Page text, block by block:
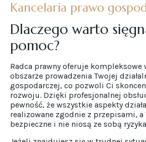
Kancelaria prawo
Dlaczego warto
pomoc?
Radca prawny oferuje kompleksowe
obszarze prowadzenia Twojej
gospodarczej, co pozwoli Ci
rozwoju. Dzięki profesjonalnej
pewność, że wszystkie aspekty
realizowane zgodnie z przepisami, a
bezpieczne i nie niosą ze sobą